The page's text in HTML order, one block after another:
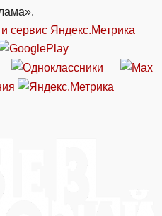
сервиc Яндекс.Метрика